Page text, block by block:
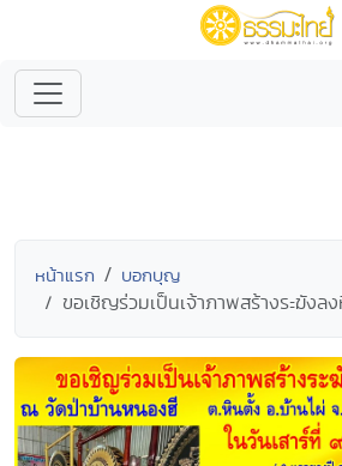
หน้าแรก บอกบุญ
ขอเชิญร่วมเป็นเจ้าภาพสร้างระฆังล